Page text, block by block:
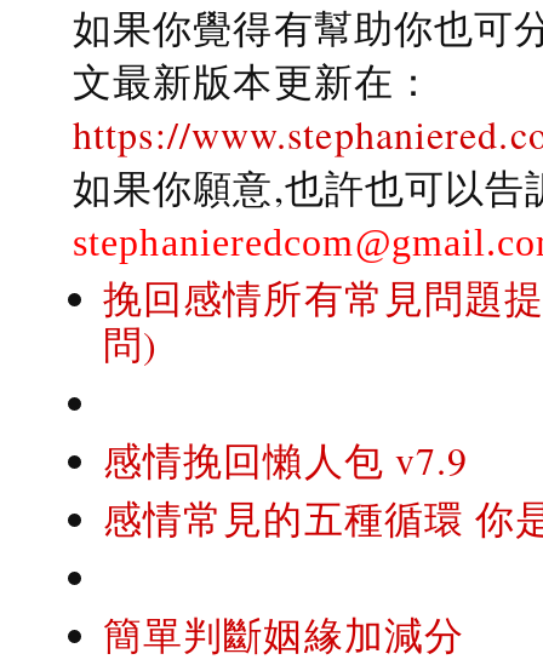
如果你覺得有幫助你也可
文最新版本更新在：
https://
如果你願意,也許也可以
挽回感情所有常見問題
問)
感情挽回懶人包 v7.9
感情常見的五種循環 你
簡單判斷姻緣加減分